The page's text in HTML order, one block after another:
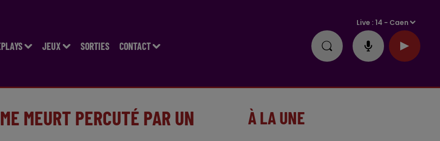
JEUX SORTIES CONTACT
Live :14 - Caen
MEURT PERCUTÉ PAR UN
À LA UNE